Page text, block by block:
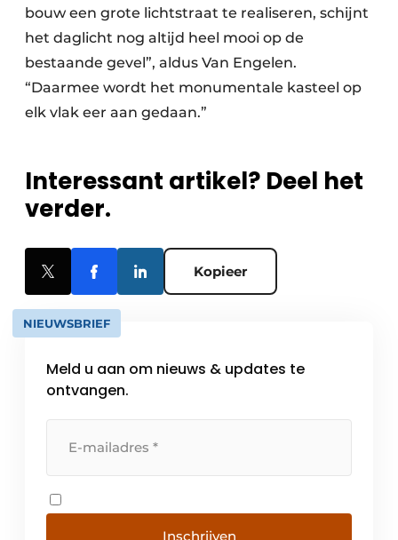
bouw een grote lichtstraat te realiseren, schijnt
het daglicht nog altijd heel mooi op de
bestaande gevel”, aldus Van Engelen.
“Daarmee wordt het monumentale kasteel op
elk vlak eer aan gedaan.”
Interessant artikel? Deel het
verder.
Kopieer
NIEUWSBRIEF
Meld u aan om nieuws & updates te
ontvangen.
Inschrijven